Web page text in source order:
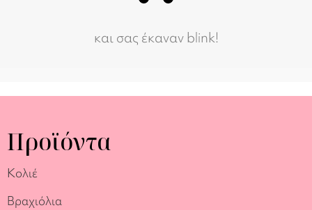
και σας έκαναν blink!
Προϊόντα
Κολιέ
Βραχιόλια